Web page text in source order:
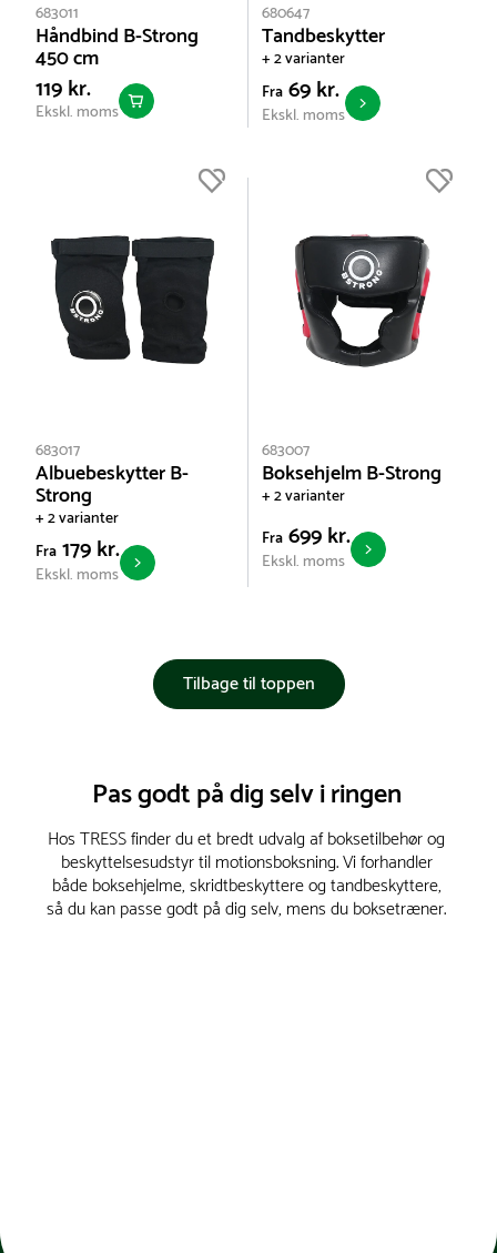
683011
Håndbind B-Strong
450 cm
119 kr.
Ekskl. moms
680647
Tandbeskytter
+ 2 varianter
Fra 69 kr.
Ekskl. moms
683017
Albuebeskytter B-
Strong
+ 2 varianter
Fra 179 kr.
Ekskl. moms
683007
Boksehjelm B-Strong
+ 2 varianter
Fra 699 kr.
Ekskl. moms
Tilbage til toppen
Pas godt på dig selv i ringen
Hos TRESS finder du et bredt udvalg af boksetilbehør og
beskyttelsesudstyr til motionsboksning. Vi forhandler
både boksehjelme, skridtbeskyttere og tandbeskyttere,
så du kan passe godt på dig selv, mens du boksetræner.